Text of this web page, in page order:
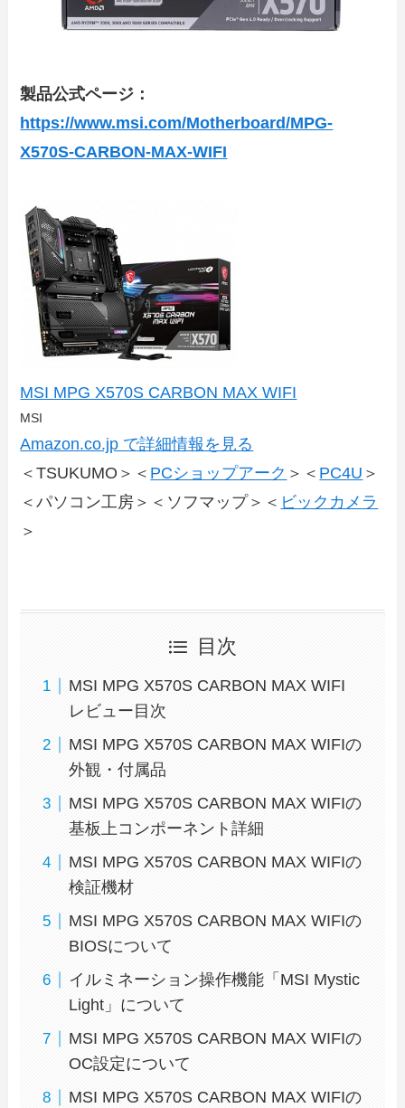
製品公式ページ：
https://www.msi.com/Motherboard/MPG-
X570S-CARBON-MAX-WIFI
MSI MPG X570S CARBON MAX WIFI
MSI
Amazon.co.jp で詳細情報を見る
＜TSUKUMO＞＜ PCショップアーク ＞＜ PC4U ＞
＜パソコン工房＞＜ソフマップ＞＜ ビックカメラ
＞
目次
MSI MPG X570S CARBON MAX WIFI
レビュー目次
MSI MPG X570S CARBON MAX WIFIの
外観・付属品
MSI MPG X570S CARBON MAX WIFIの
基板上コンポーネント詳細
MSI MPG X570S CARBON MAX WIFIの
検証機材
MSI MPG X570S CARBON MAX WIFIの
BIOSについて
イルミネーション操作機能「MSI Mystic
Light」について
MSI MPG X570S CARBON MAX WIFIの
OC設定について
MSI MPG X570S CARBON MAX WIFIの